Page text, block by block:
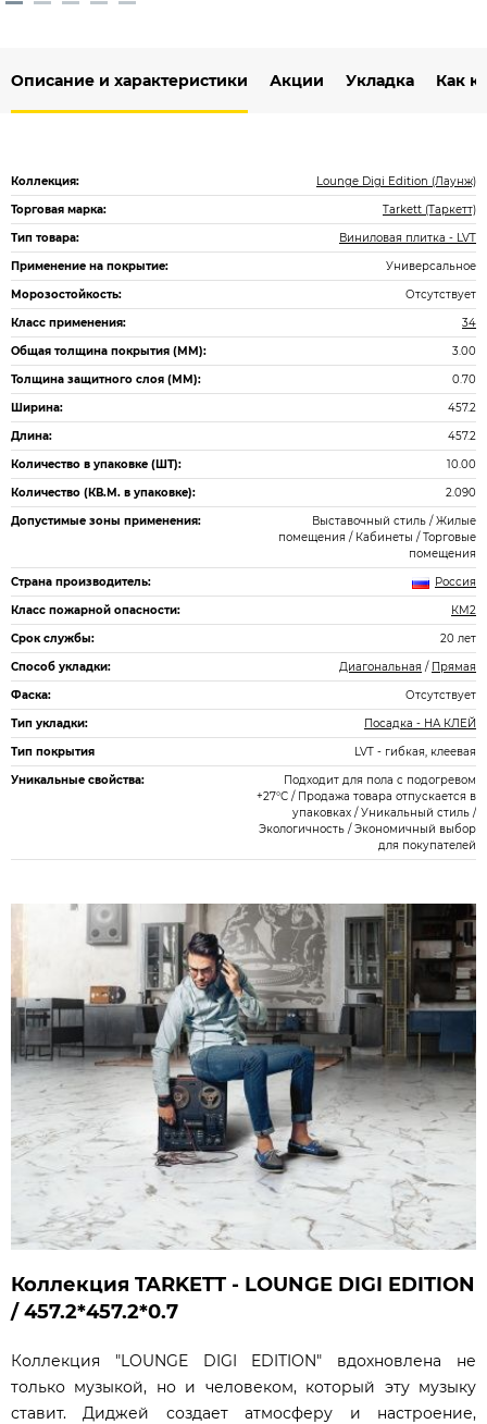
Описание и характеристики Акции Укладка Как
Коллекция:
Lounge Digi Edition (Лаунж)
Торговая марка:
Tarkett (Таркетт)
Тип товара:
Виниловая плитка - LVT
Применение на покрытие:
Универсальное
Морозостойкость:
Отсутствует
Класс применения:
34
Общая толщина покрытия (ММ):
3.00
Толщина защитного слоя (ММ):
0.70
Ширина:
457.2
Длина:
457.2
Количество в упаковке (ШТ):
10.00
Количество (КВ.М. в упаковке):
2.090
Допустимые зоны применения:
Выставочный стиль / Жилые
помещения / Кабинеты / Торговые
помещения
Страна производитель:
Россия
Класс пожарной опасности:
КМ2
Срок службы:
20 лет
Способ укладки:
Диагональная / Прямая
Фаска:
Отсутствует
Тип укладки:
Посадка - НА КЛЕЙ
Тип покрытия
LVT - гибкая, клеевая
Уникальные свойства:
Подходит для пола с подогревом
+27°С / Продажа товара отпускается в
упаковках / Уникальный стиль /
Экологичность / Экономичный выбор
для покупателей
Коллекция TARKETT - LOUNGE DIGI EDITION
/ 457.2*457.2*0.7
Коллекция "LOUNGE DIGI EDITION" вдохновлена не
только музыкой, но и человеком, который эту музыку
ставит. Диджей создает атмосферу и настроение,